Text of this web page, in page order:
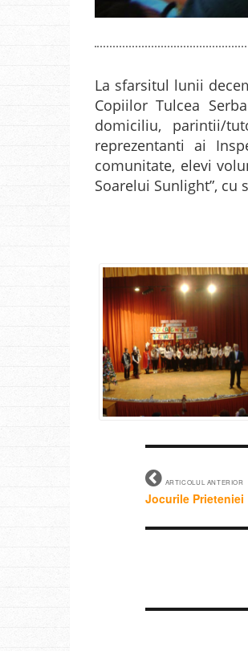
La sfarsitul lunii
Copiilor Tulcea
domiciliu, parintii/
reprezentanti ai
comunitate, elevi
Soarelui Sunlight”,
ARTICOLUL ANTERIOR
Jocurile Prieteniei